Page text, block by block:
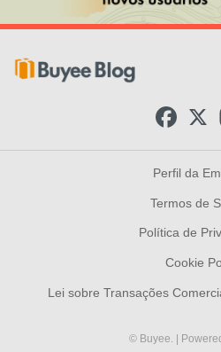
e
o
k
X
Perfil da
Termos de
Política de
Cookie
Lei sobre Transações
© Buyee. |